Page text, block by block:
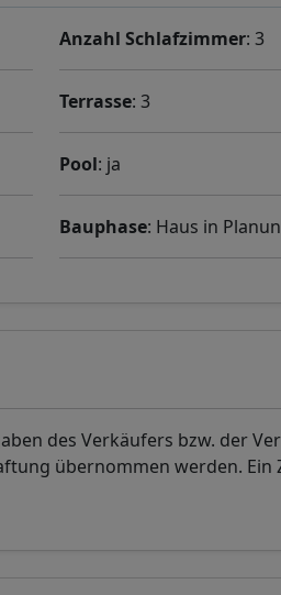
Anzahl Schlafzimmer: 3
Terrasse: 3
Pool: ja
Bauphase: Haus in
des Verkäufers bzw. der
übernommen werden.